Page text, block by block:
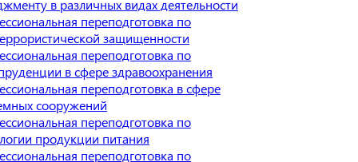
в различных видах деятельности
переподготовка по
защищенности
переподготовка по
в сфере здравоохранения
переподготовка в сфере
сооружений
переподготовка по
продукции питания
переподготовка по